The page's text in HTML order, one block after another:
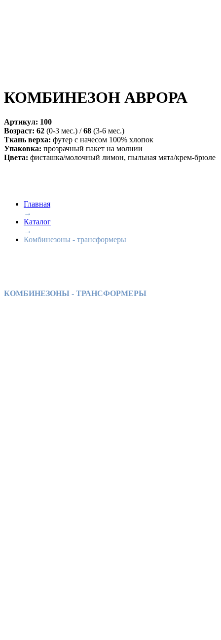
КОМБИНЕЗОН АВРОРА
Артикул: 100
Возраст: 62 (0-3 мес.) /68 (3-6 мес.)
Ткань верха: футер с начесом 100% хлопок
Упаковка: прозрачный пакет на молнии
Цвета: фисташка/молочный лимон, пыльная мята/крем-брюле
Главная
→
Каталог
→
Комбинезоны - трансформеры
КОМБИНЕЗОНЫ - ТРАНСФОРМЕРЫ